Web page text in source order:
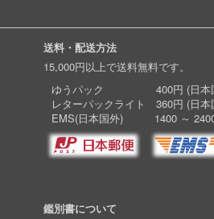
送料・配送方法
15,000円以上で送料無料です。
ゆうパック 400円 (日本国
レターパックライト 360円 (日本
EMS(日本国外) 1400 ～
鑑別書について